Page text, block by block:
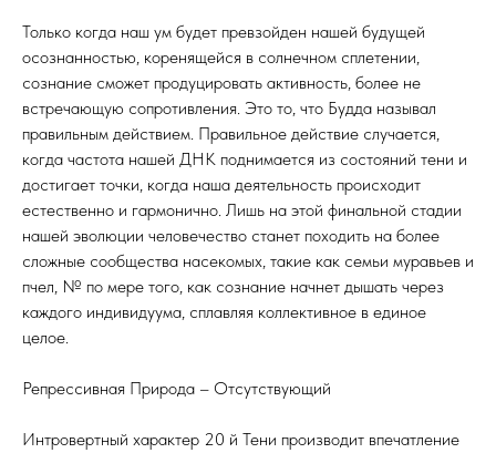
Только когда наш ум будет превзойден нашей будущей
осознанностью, коренящейся в солнечном сплетении,
сознание сможет продуцировать активность, более не
встречающую сопротивления. Это то, что Будда называл
правильным действием. Правильное действие случается,
когда частота нашей ДНК поднимается из состояний тени и
достигает точки, когда наша деятельность происходит
естественно и гармонично. Лишь на этой финальной стадии
нашей эволюции человечество станет походить на более
сложные сообщества насекомых, такие как семьи муравьев и
пчел, № по мере того, как сознание начнет дышать через
каждого индивидуума, сплавляя коллективное в единое
целое.
Репрессивная Природа – Отсутствующий
Интровертный характер 20 й Тени производит впечатление